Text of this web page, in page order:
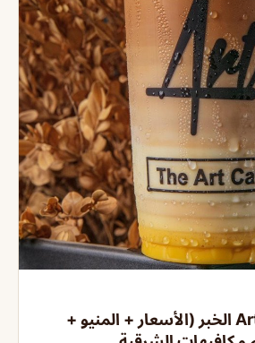
آرت كافية Artcafe الخبر (الأسعار + المنيو +